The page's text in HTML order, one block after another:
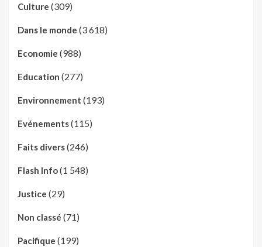
Culture (309)
Dans le monde (3 618)
Economie (988)
Education (277)
Environnement (193)
Evénements(115)
Faits divers(246)
Flash Info(1 548)
Justice (29)
Non classé (71)
Pacifique (199)